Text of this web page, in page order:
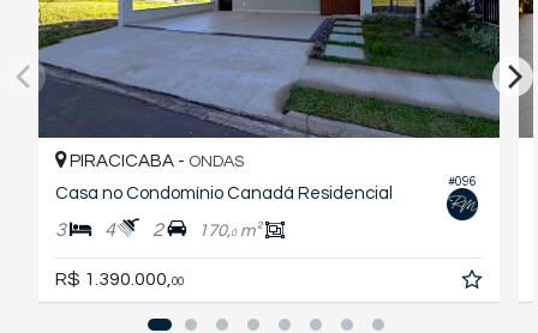
#096
PIRACICABA - ONDAS
Casa no Condomínio Canadá Residencial
3 4 2 170,0m²
R$ 1.390.000,00